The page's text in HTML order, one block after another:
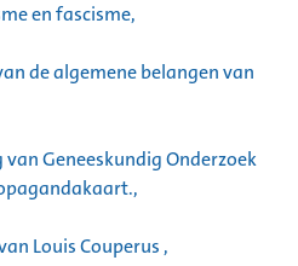
en fascisme,
de algemene belangen van
Geneeskundig Onderzoek
Louis Couperus ,